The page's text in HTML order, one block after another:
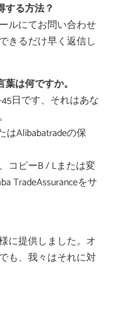
する方法？
ルにてお問い合わせ
きるだけ早く返信し
は何ですか。
日です、それはあな
はAlibabatradeの保
コピーB / Lまたは変
TradeAssuranceをサ
に提供しました。オ
も、我々はそれに対